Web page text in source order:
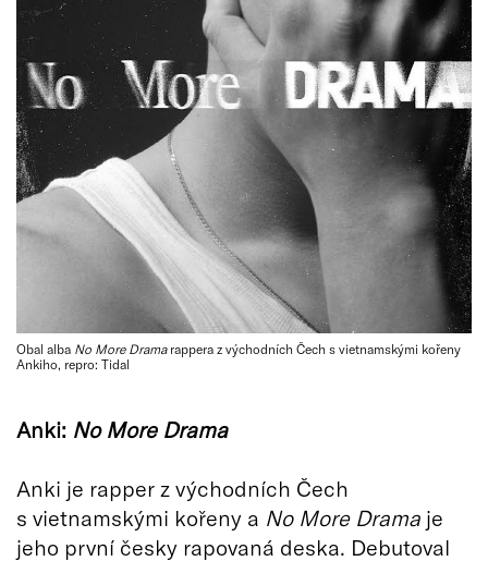
Obal alba No More Dramarappera z východních Čech s vietnamskými kořeny
Ankiho, repro: Tidal
Anki: No More Drama
Anki je rapper z východních Čech
s vietnamskými kořeny a No More Drama je
jeho první česky rapovaná deska. Debutoval